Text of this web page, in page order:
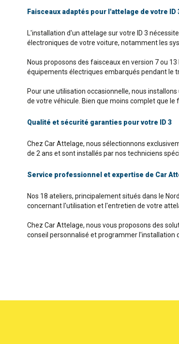
Faisceaux adaptés pour l'attelage de votre ID
L'installation d'un attelage sur votre ID 3
électroniques de votre voiture, notamment les
Nous proposons des faisceaux en version 7 ou
équipements électriques embarqués pendant le
Pour une utilisation occasionnelle, nous
de votre véhicule. Bien que moins complet que
Qualité et sécurité garanties pour votre ID 3
Chez Car Attelage, nous sélectionnons
de 2 ans et sont installés par nos techniciens
Service professionnel et expertise de Car
Nos 18 ateliers, principalement situés dans le
concernant l'utilisation et l'entretien de votre
Chez Car Attelage, nous vous proposons des
conseil personnalisé et programmer l'installation